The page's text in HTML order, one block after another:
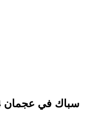
سباك في عجمان 24 ساعة :0567441753